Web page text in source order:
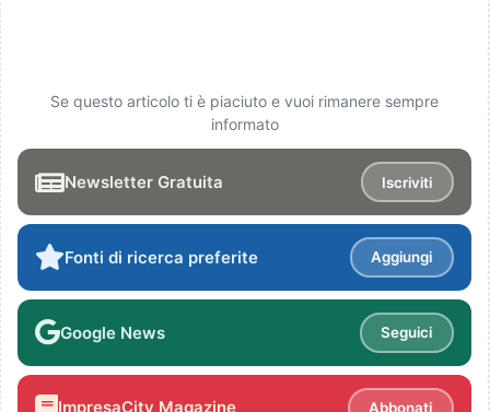
Se questo articolo ti è piaciuto e vuoi rimanere sempre
informato
Newsletter Gratuita Iscriviti
Fonti di ricerca preferite Aggiungi
Google News Seguici
ImpresaCity Magazine Abbonati